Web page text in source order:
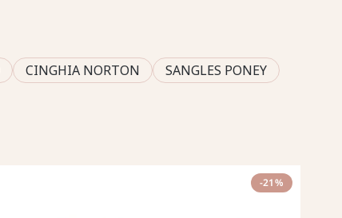
CINGHIA NORTON SANGLES PONEY
-21%